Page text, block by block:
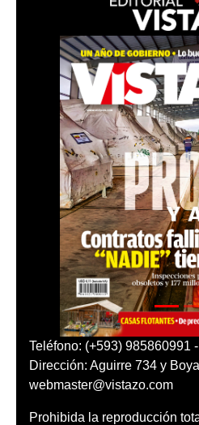
Teléfono: (+593) 985860991 -
Dirección: Aguirre 734 y
webmaster@vistazo.com
Prohibida la reproducción